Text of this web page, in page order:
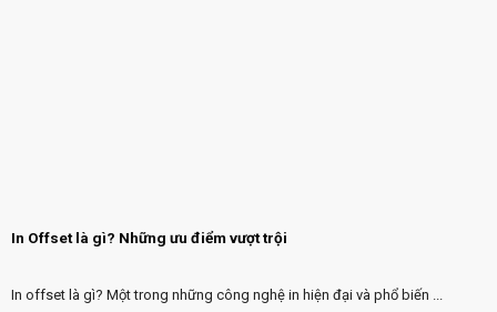
In Offset là gì? Những ưu điểm vượt trội
In offset là gì? Một trong những công nghệ in hiện đại và phổ biến ...